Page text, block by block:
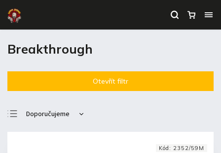
Breakthrough
Otevřít filtr
Doporučujeme
Kód: 2352/59M